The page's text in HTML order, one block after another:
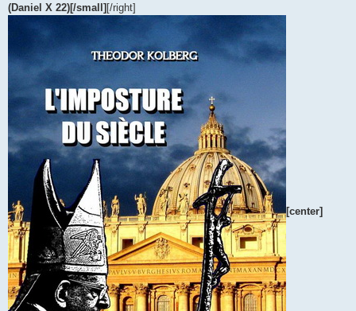
(Daniel X 22)[/small][/right]
[center]